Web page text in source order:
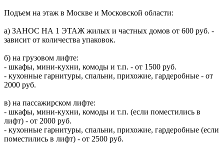
Подъем на этаж в Москве и Московской области:
а) ЗАНОС НА 1 ЭТАЖ жилых и частных домов от 600 руб. -
зависит от количества упаковок.
б) на грузовом лифте:
- шкафы, мини-кухни, комоды и т.п. - от 1500 руб.
- кухонные гарнитуры, спальни, прихожие, гардеробные - от
2000 руб.
в) на пассажирском лифте:
- шкафы, мини-кухни, комоды и т.п. (если поместились в
лифт) - от 2000 руб.
- кухонные гарнитуры, спальни, прихожие, гардеробные (если
поместились в лифт) - от 2500 руб.